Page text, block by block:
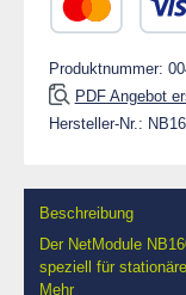
Produktnummer:
PDF Angebot
Hersteller-Nr.:
Beschreibung
Der NetModule
speziell für
Mehr